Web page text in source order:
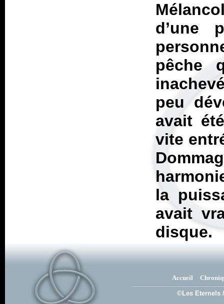
d’une
pêche
peu
avait
vite
la
avait
disque.
Accueil
©Les Eternels